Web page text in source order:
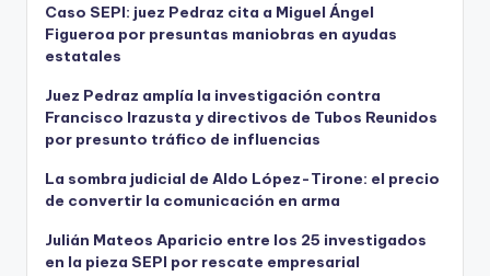
Caso SEPI: juez Pedraz cita a Miguel Ángel
Figueroa por presuntas maniobras en ayudas
estatales
Juez Pedraz amplía la investigación contra
Francisco Irazusta y directivos de Tubos Reunidos
por presunto tráfico de influencias
La sombra judicial de Aldo López-Tirone: el precio
de convertir la comunicación en arma
Julián Mateos Aparicio entre los 25 investigados
en la pieza SEPI por rescate empresarial